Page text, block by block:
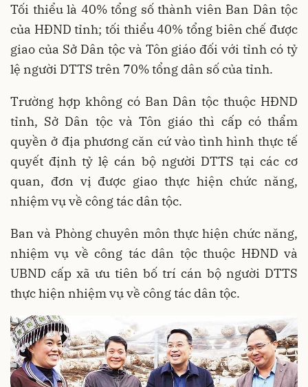
Tối thiểu là 40% tổng số thành viên Ban Dân tộc
của HĐND tỉnh; tối thiểu 40% tổng biên chế được
giao của Sở Dân tộc và Tôn giáo đối với tỉnh có tỷ
lệ người DTTS trên 70% tổng dân số của tỉnh.
Trường hợp không có Ban Dân tộc thuộc HĐND
tỉnh, Sở Dân tộc và Tôn giáo thì cấp có thẩm
quyền ở địa phương căn cứ vào tình hình thực tế
quyết định tỷ lệ cán bộ người DTTS tại các cơ
quan, đơn vị được giao thực hiện chức năng,
nhiệm vụ về công tác dân tộc.
Ban và Phòng chuyên môn thực hiện chức năng,
nhiệm vụ về công tác dân tộc thuộc HĐND và
UBND cấp xã ưu tiên bố trí cán bộ người DTTS
thực hiện nhiệm vụ về công tác dân tộc.